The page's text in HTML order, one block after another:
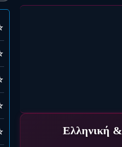
tis Samarinas-Stis Pargas ton aniforo
Ελληνική